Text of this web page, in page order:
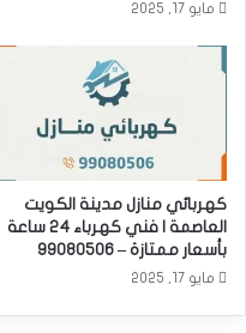
مايو 17, 2025
كهربائي منازل مدينة الكويت
العاصمة | فني كهرباء 24 ساعة
بأسعار ممتازة – 99080506
مايو 17, 2025